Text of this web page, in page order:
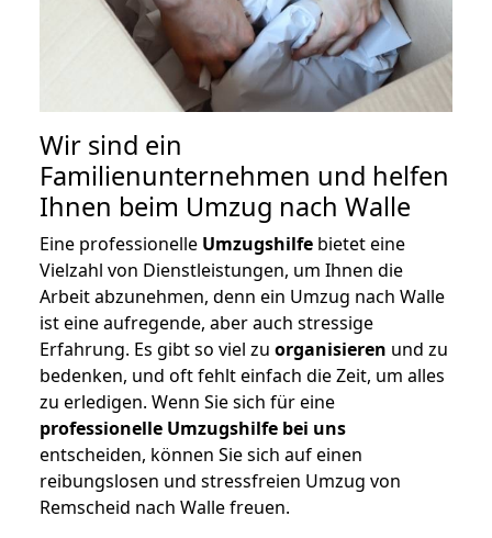
Wir sind ein
Familienunternehmen und helfen
Ihnen beim Umzug nach Walle
Eine professionelle Umzugshilfe bietet eine
Vielzahl von Dienstleistungen, um Ihnen die
Arbeit abzunehmen, denn ein Umzug nach Walle
ist eine aufregende, aber auch stressige
Erfahrung. Es gibt so viel zu organisieren und zu
bedenken, und oft fehlt einfach die Zeit, um alles
zu erledigen. Wenn Sie sich für eine
professionelle Umzugshilfe bei uns
entscheiden, können Sie sich auf einen
reibungslosen und stressfreien Umzug von
Remscheid nach Walle freuen.